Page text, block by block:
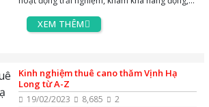
văn hoá đời sống của ngư dân làng chài và
thức thức ẩm thực phong phú.
XEM THÊM
Kinh nghiệm thuê cano thăm Vịnh Hạ
Long từ A-Z
19/02/2023 8,685
2